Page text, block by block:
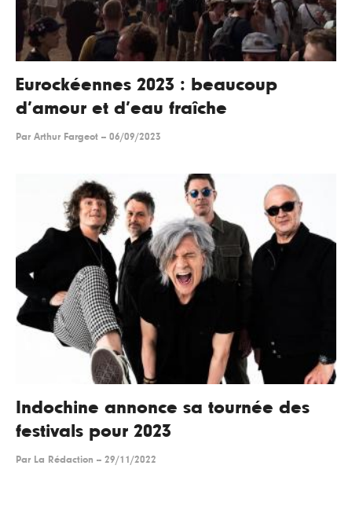
Eurockéennes 2023 : beaucoup
d’amour et d’eau fraîche
Par Arthur Fargeot -- 06/09/2023
Indochine annonce sa tournée des
festivals pour 2023
Par La Rédaction -- 29/11/2022